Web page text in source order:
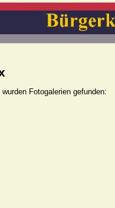
Fotogalerien gefunden: